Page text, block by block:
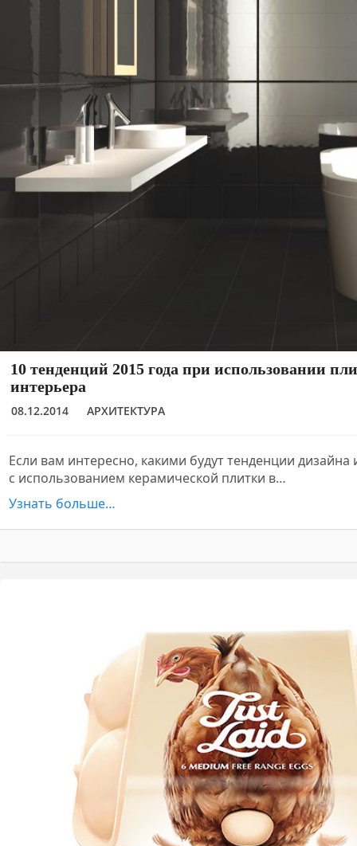
10 тенденций 2015 года при использовании
интерьера
08.12.2014 АРХИТЕКТУРА
Если вам интересно, какими будут тенденции
с использованием керамической плитки в…
Узнать больше…